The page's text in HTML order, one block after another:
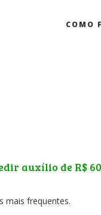
COMO
auxílio de R$
mais frequentes.